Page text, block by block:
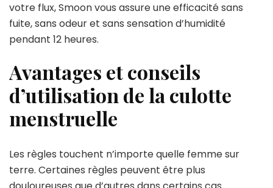
votre flux, Smoon vous assure une efficacité sans
fuite, sans odeur et sans sensation d’humidité
pendant 12 heures.
Avantages et conseils
d’utilisation de la culotte
menstruelle
Les règles touchent n’importe quelle femme sur
terre. Certaines règles peuvent être plus